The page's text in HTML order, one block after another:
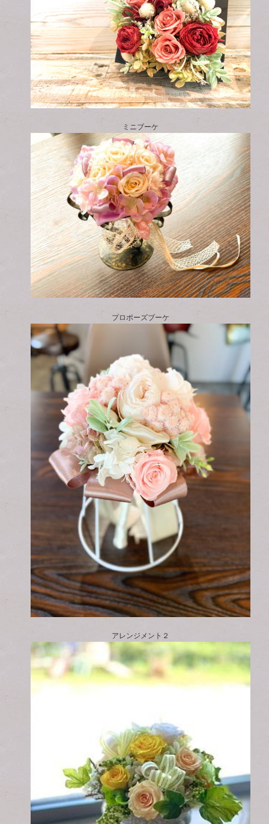
ミニブーケ
プロポーズブーケ
アレンジメント２